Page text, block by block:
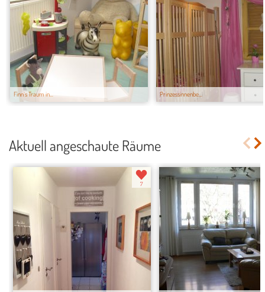
Finn`s Traum in... Prinzessinnenbe...
Aktuell angeschaute Räume
7